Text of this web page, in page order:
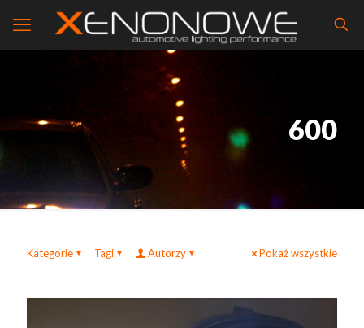
600
Kategorie Tagi Autorzy Pokaż wszystkie